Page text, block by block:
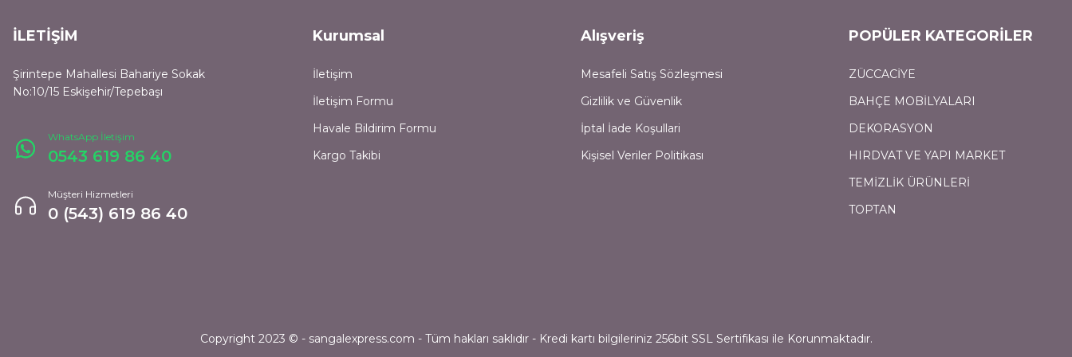
İLETİŞİM
Şirintepe Mahallesi Bahariye Sokak
No:10/15 Eskişehir/Tepebaşı
WhatsApp İletişim
0543 619 86 40
Müşteri Hizmetleri
0 (543) 619 86 40
Kurumsal
İletişim
İletişim Formu
Havale Bildirim Formu
Kargo Takibi
Alışveriş
Mesafeli Satış Sözleşmesi
Gizlilik ve Güvenlik
İptal İade Koşullari
Kişisel Veriler Politikası
POPÜLER KATEGORİLER
ZÜCCACİYE
BAHÇE MOBİLYALARI
DEKORASYON
HIRDVAT VE YAPI MARKET
TEMİZLİK ÜRÜNLERİ
TOPTAN
Copyright 2023 © - sangalexpress.com - Tüm hakları saklıdır - Kredi kartı bilgileriniz 256bit SSL Sertifikası ile Korunmaktadır.